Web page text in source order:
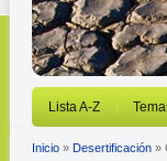
Lista A-Z
Inicio » Desertificación »